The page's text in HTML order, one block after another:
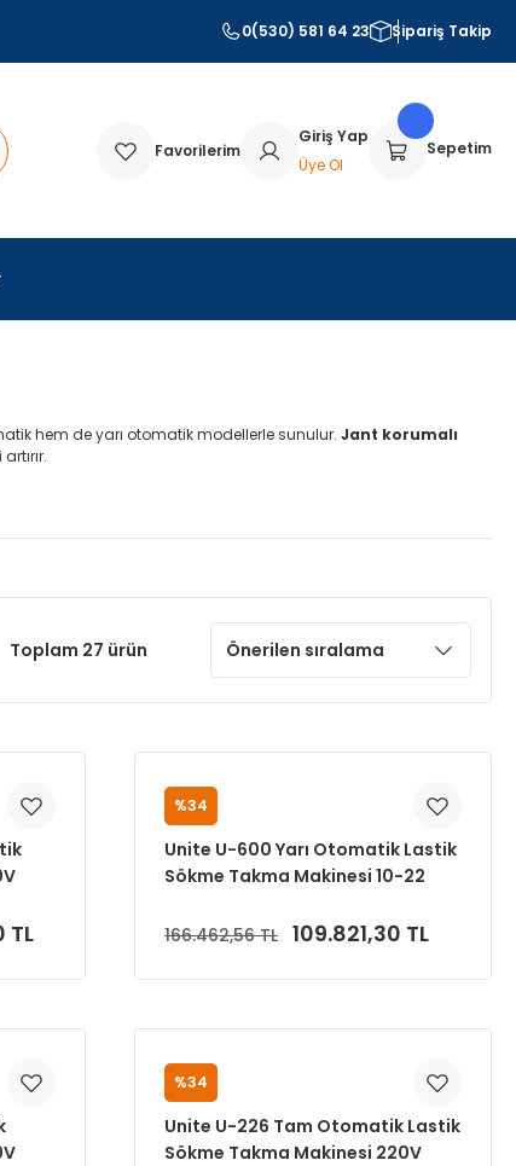
0(530) 581 64 23 Sipariş Takip
Favorilerim
Giriş Yap
Üye Ol
Sepetim
hem de yarı otomatik modellerle sunulur. Jant korumalı
Toplam 27 ürün
TL
%34
UNITE
Unite U-600 Yarı Otomatik Lastik
Sökme Takma Makinesi 10-22
166.462,56 TL 109.821,30 TL
Sepete Ekle
%34
UNITE
Unite U-226 Tam Otomatik Lastik
Sökme Takma Makinesi 220V